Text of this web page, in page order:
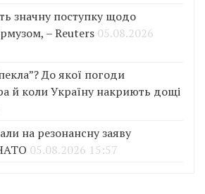
значну поступку щодо
– Reuters 05.08.2026
До якої погоди
й коли Україну накриють дощі
на резонансну заяву
05.08.2026 15:57